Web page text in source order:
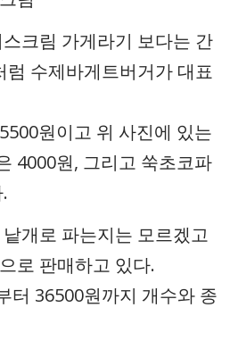
크림 가게라기 보다는 간
럼 수제바게트버거가 대표
원이고 위 사진에 있는
4000원, 그리고 쑥초코파
개로 파는지는 모르겠고
로 판매하고 있다.
터 36500원까지 개수와 종